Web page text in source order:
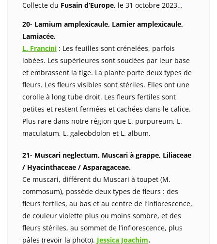
Collecte du Fusain d’Europe, le 31 octobre 2023…
20- Lamium amplexicaule, Lamier amplexicaule,
Lamiacée.
L. Francini : Les feuilles sont crénelées, parfois
lobées. Les supérieures sont soudées par leur base
et embrassent la tige. La plante porte deux types de
fleurs. Les fleurs visibles sont stériles. Elles ont une
corolle à long tube droit. Les fleurs fertiles sont
petites et restent fermées et cachées dans le calice.
Plus rare dans notre région que L. purpureum, L.
maculatum, L. galeobdolon et L. album.
21- Muscari neglectum, Muscari à grappe, Liliaceae
/ Hyacinthaceae / Asparagaceae.
Ce muscari, différent du Muscari à toupet (M.
commosum), possède deux types de fleurs : des
fleurs fertiles, au bas et au centre de l’inflorescence,
de couleur violette plus ou moins sombre, et des
fleurs stériles, au sommet de l’inflorescence, plus
pâles (revoir la photo). Jessica Joachim.